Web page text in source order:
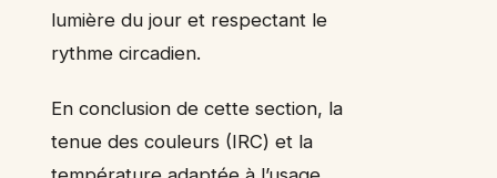
lumière du jour et respectant le
rythme circadien.
En conclusion de cette section, la
tenue des couleurs (IRC) et la